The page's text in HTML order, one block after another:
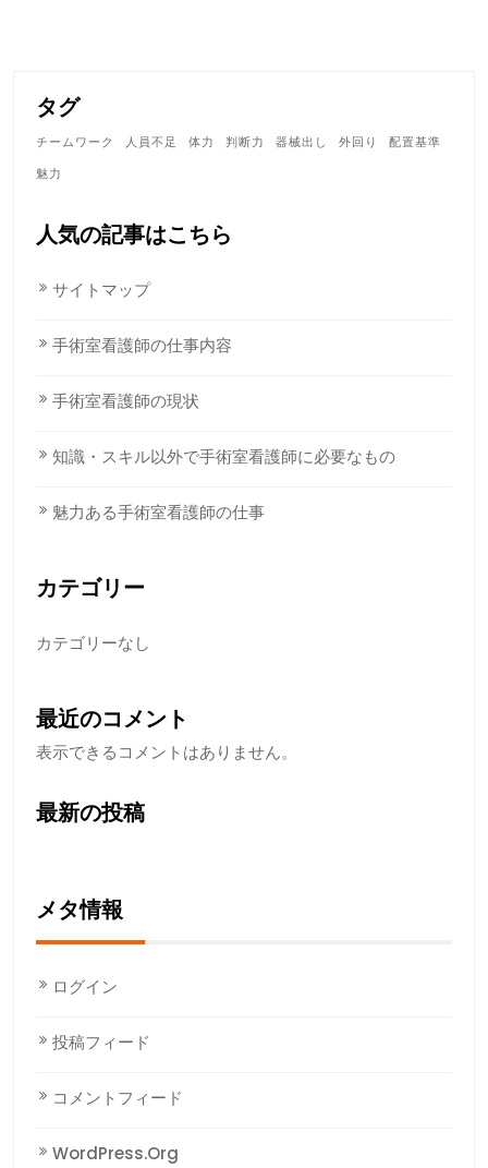
タグ
チームワーク 人員不足 体力 判断力 器械出し 外回り
配置基準
魅力
人気の記事はこちら
サイトマップ
手術室看護師の仕事内容
手術室看護師の現状
知識・スキル以外で手術室看護師に必要なもの
魅力ある手術室看護師の仕事
カテゴリー
カテゴリーなし
最近のコメント
表示できるコメントはありません。
最新の投稿
メタ情報
ログイン
投稿フィード
コメントフィード
WordPress.org